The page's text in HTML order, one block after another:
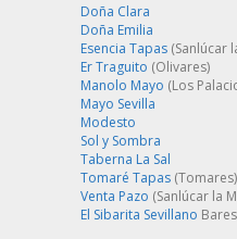
Doña Clara
Doña Emilia
Esencia Tapas (Sanlúcar
Er Traguito (Olivares)
Manolo Mayo (Los
Mayo Sevilla
Modesto
Sol y Sombra
Taberna La Sal
Tomaré Tapas (Tomares)
Venta Pazo (Sanlúcar la
El Sibarita Sevillano